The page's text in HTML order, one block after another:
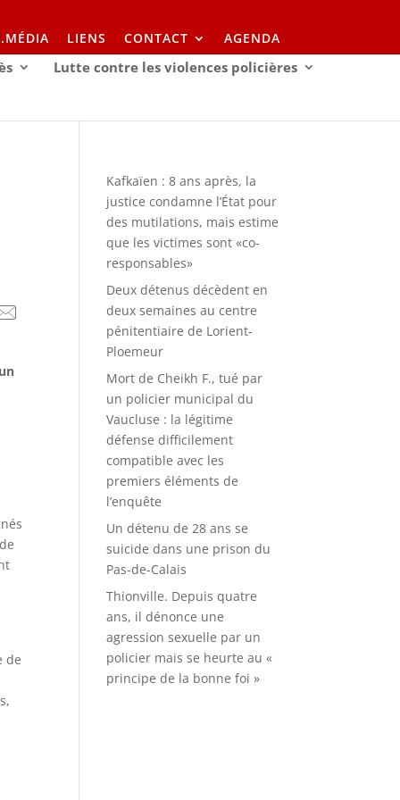
LIENS CONTACT AGENDA
Lutte contre les violences policières
de
Kafkaïen : 8 ans après, la
justice condamne l’État pour
des mutilations, mais estime
que les victimes sont «co-
responsables»
Deux détenus décèdent en
deux semaines au centre
pénitentiaire de Lorient-
Ploemeur
Mort de Cheikh F., tué par
un policier municipal du
Vaucluse : la légitime
défense difficilement
compatible avec les
premiers éléments de
l’enquête
Un détenu de 28 ans se
suicide dans une prison du
Pas-de-Calais
Thionville. Depuis quatre
ans, il dénonce une
agression sexuelle par un
policier mais se heurte au «
principe de la bonne foi »